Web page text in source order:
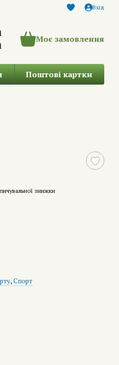
Вхід
Моє замовлення
Поштові картки
знижки
,Спорт